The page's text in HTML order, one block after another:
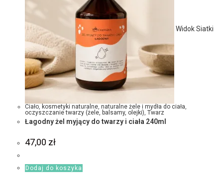
Widok Siatki
Ciało, kosmetyki naturalne, naturalne żele i mydła do ciała,
oczyszczanie twarzy (żele, balsamy, olejki), Twarz
Łagodny żel myjący do twarzy i ciała 240ml
47,00 zł
Dodaj do koszyka